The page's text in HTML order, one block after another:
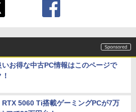
いお得な中古PC情報はこのページで
RTX 5060 Ti搭載ゲーミングPCが7万